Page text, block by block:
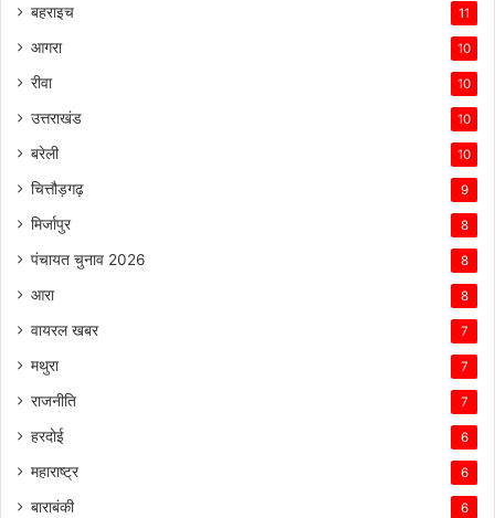
बहराइच 11
आगरा 10
रीवा 10
उत्तराखंड 10
बरेली 10
चित्तौड़गढ़ 9
मिर्जापुर 8
पंचायत चुनाव 2026 8
आरा 8
वायरल खबर 7
मथुरा 7
राजनीति 7
हरदोई 6
महाराष्ट्र 6
बाराबंकी 6